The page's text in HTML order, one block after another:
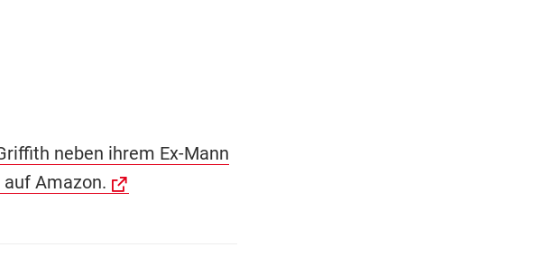
neben ihrem Ex-Mann
auf Amazon.